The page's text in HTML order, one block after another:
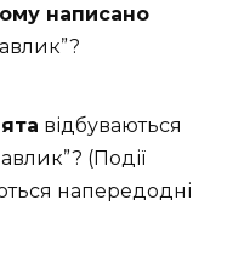
написано
відбуваються
(Події
напередодні